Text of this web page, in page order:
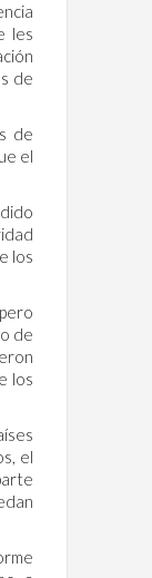
les
de
de
el
los
de
los
el